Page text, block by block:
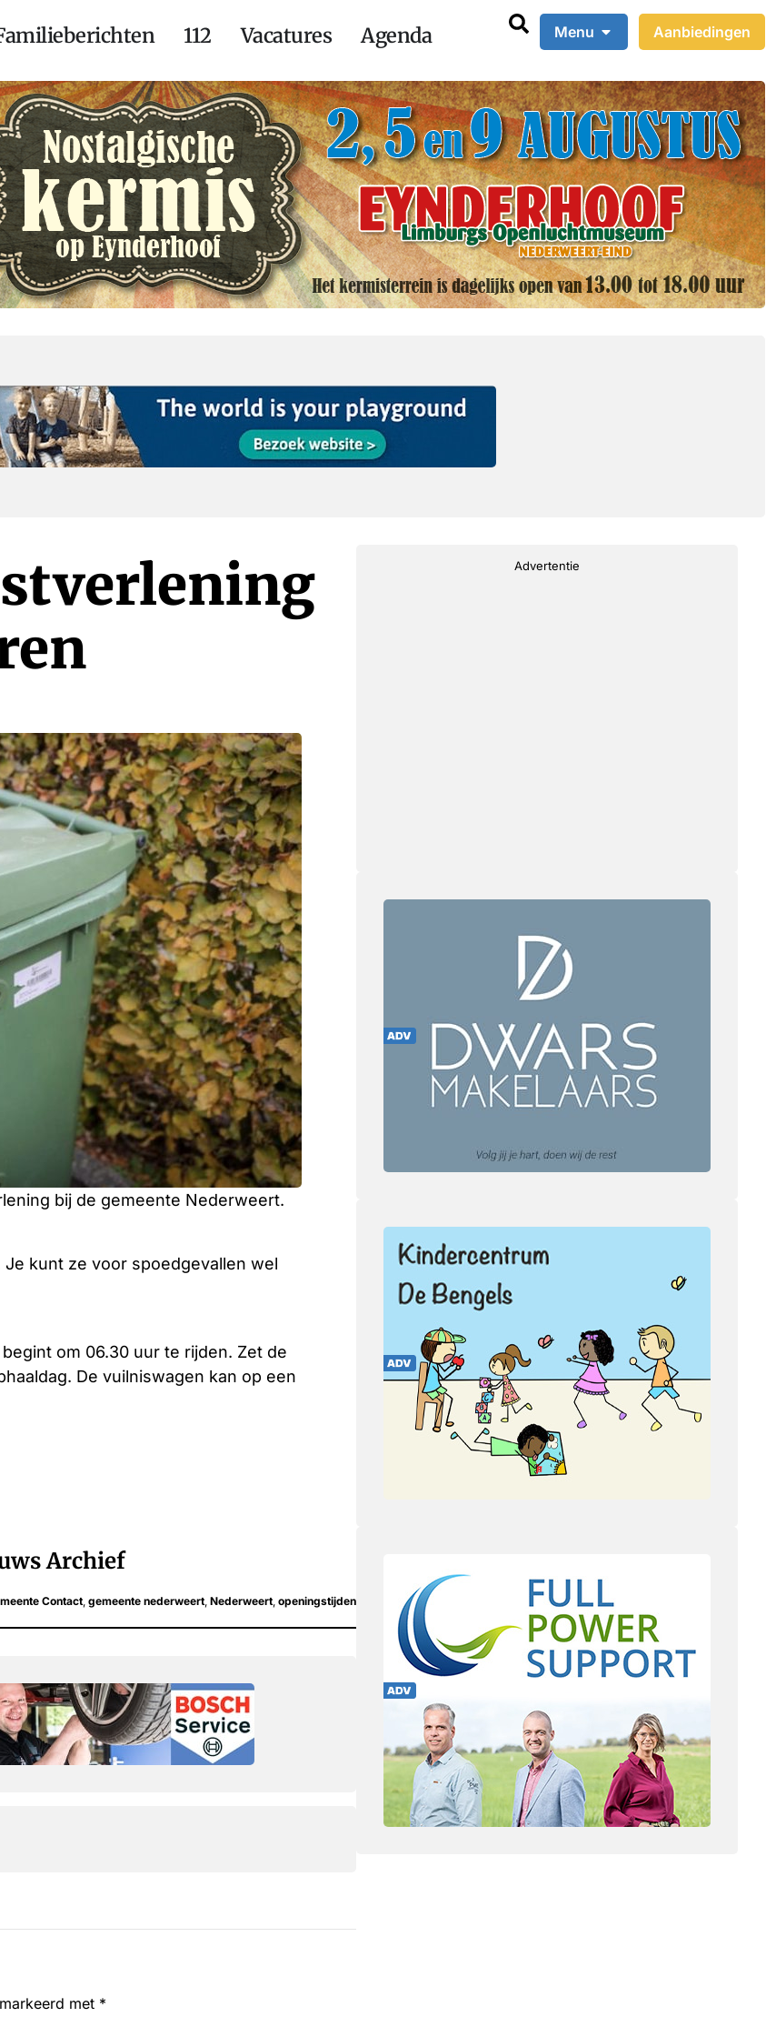
112 Vacatures Agenda Menu Aanbiedingen
bij de gemeente Nederweert.
kunt ze voor spoedgevallen wel
om 06.30 uur te rijden. Zet de
De vuilniswagen kan op een
Archief
Contact gemeente nederweert Nederweert openingstijden
met *
Advertentie